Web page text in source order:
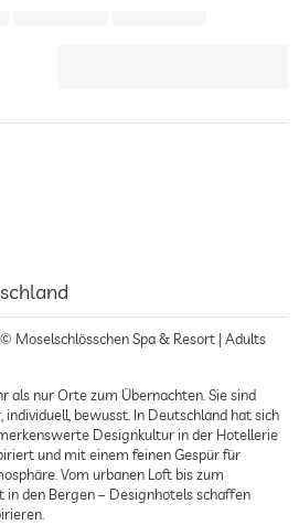
Moselschlösschen Spa & Resort | Adults
als nur Orte zum Übernachten. Sie sind
bewusst. In Deutschland hat sich
Designkultur in der Hotellerie
und mit einem feinen Gespür für
Vom urbanen Loft bis zum
in den Bergen – Designhotels schaffen